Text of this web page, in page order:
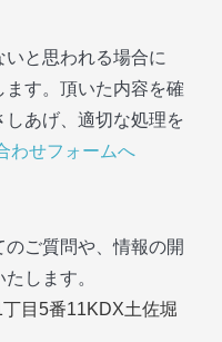
と思われる場合に
す。頂いた内容を確
あげ、適切な処理を
わせフォームへ
ご質問や、情報の開
します。
目5番11KDX土佐堀